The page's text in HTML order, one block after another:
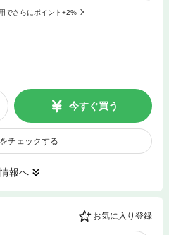
でさらにポイント+2%
今すぐ買う
チェックする
報へ
お気に入り登録